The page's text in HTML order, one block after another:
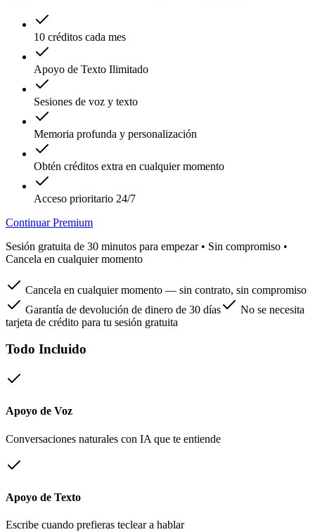
10 créditos cada mes
Apoyo de Texto Ilimitado
Sesiones de voz y texto
Memoria profunda y personalización
Obtén créditos extra en cualquier momento
Acceso prioritario 24/7
Continuar Premium
Sesión gratuita de 30 minutos para empezar • Sin compromiso •
Cancela en cualquier momento
Cancela en cualquier momento — sin contrato, sin compromiso
Garantía de devolución de dinero de 30 días
No se necesita
tarjeta de crédito para tu sesión gratuita
Todo Incluido
Apoyo de Voz
Conversaciones naturales con IA que te entiende
Apoyo de Texto
Escribe cuando prefieras teclear a hablar